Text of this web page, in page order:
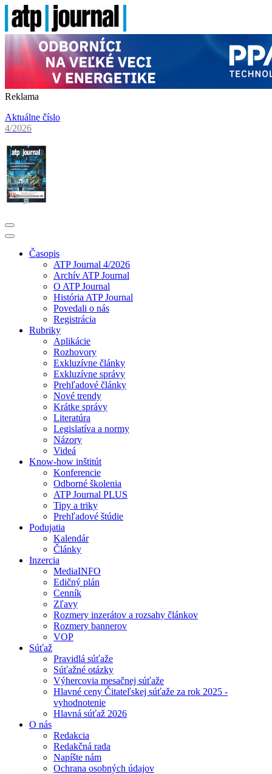
Reklama
Aktuálne číslo
4/2026
Časopis
ATP Journal 4/2026
Archív ATP Journal
O ATP Journal
História ATP Journal
Povedali o nás
Registrácia
Rubriky
Aplikácie
Rozhovory
Exkluzívne články
Exkluzívne správy
Prehľadové články
Nové trendy
Krátke správy
Literatúra
Legislatíva a normy
Názory
Videá
Know-how inštitút
Konferencie
Odborné školenia
ATP Journal PLUS
Tipy a triky
Prehľadové štúdie
Podujatia
Kalendár
Články
Inzercia
MediaINFO
Edičný plán
Cenník
Zľavy
Rozmery inzerátov a rozsahy článkov
Rozmery bannerov
VOP
Súťaž
Pravidlá súťaže
Súťažné otázky
Výhercovia mesačnej súťaže
Hlavné ceny Čitateľskej súťaže za rok 2025 -
vyhodnotenie
Hlavná súťaž 2026
O nás
Redakcia
Redakčná rada
Napíšte nám
Ochrana osobných údajov